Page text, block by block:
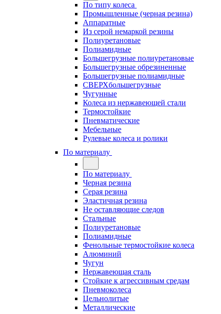
По типу колеса
Промышленные (черная резина)
Аппаратные
Из серой немаркой резины
Полиуретановые
Полиамидные
Большегрузные полиуретановые
Большегрузные обрезиненные
Большегрузные полиамидные
СВЕРХбольшегрузные
Чугунные
Колеса из нержавеющей стали
Термостойкие
Пневматические
Мебельные
Рулевые колеса и ролики
По материалу
По материалу
Черная резина
Серая резина
Эластичная резина
Не оставляющие следов
Стальные
Полиуретановые
Полиамидные
Фенольные термостойкие колеса
Алюминий
Чугун
Нержавеющая сталь
Стойкие к агрессивным средам
Пневмоколеса
Цельнолитые
Металлические